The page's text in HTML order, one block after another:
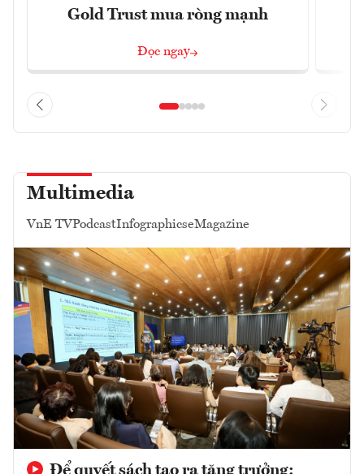
Gold Trust mua ròng mạnh
Đọc ngay
Multimedia
VnE TVPodcastInfographicseMagazine